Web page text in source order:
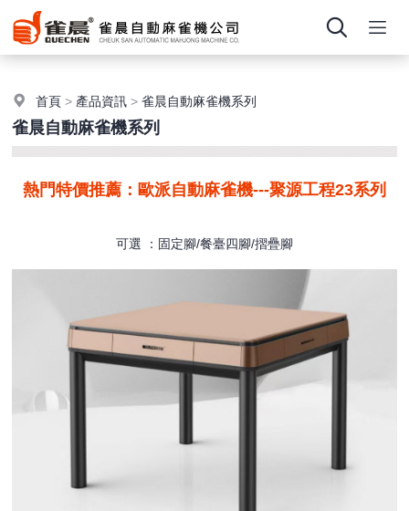
首頁 > 產品資訊 >雀晨自動麻雀機系列
雀晨自動麻雀機系列
熱門特價推薦：歐派自動麻雀機---聚源工程23系列
可選 ：固定腳/餐臺四腳/摺疊腳